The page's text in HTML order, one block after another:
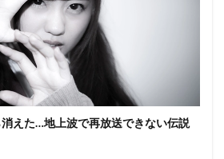
えた…地上波で再放送できない伝説